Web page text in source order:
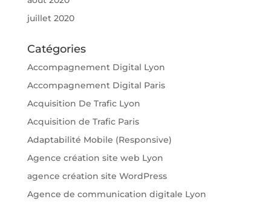
juillet 2020
Catégories
Accompagnement Digital Lyon
Accompagnement Digital Paris
Acquisition De Trafic Lyon
Acquisition de Trafic Paris
Adaptabilité Mobile (Responsive)
Agence création site web Lyon
agence création site WordPress
Agence de communication digitale Lyon